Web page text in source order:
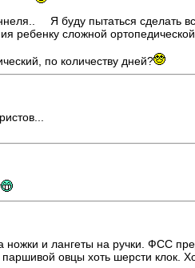
Я буду пытаться сделать
сложной
по количеству дней?
и лангеты на ручки. ФСС
овцы хоть шерсти клок.